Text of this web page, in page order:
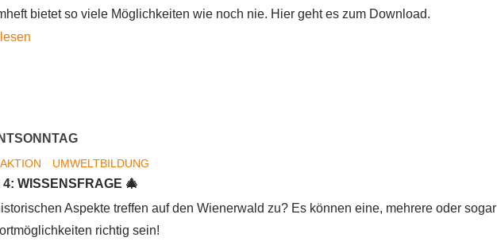
bietet so viele Möglichkeiten wie noch nie. Hier geht es zum Download.
Neues
Programmheft
erschienen
UMWELTBILDUNG
WISSENSFRAGE 🎄
Aspekte treffen auf den Wienerwald zu? Es können eine, mehrere oder sogar
richtig sein!